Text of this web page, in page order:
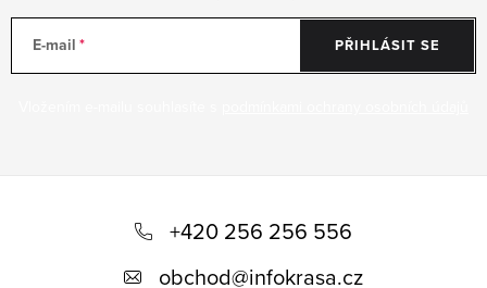
E-mail PŘIHLÁSIT SE
+420 256 256 556
obchod@infokrasa.cz